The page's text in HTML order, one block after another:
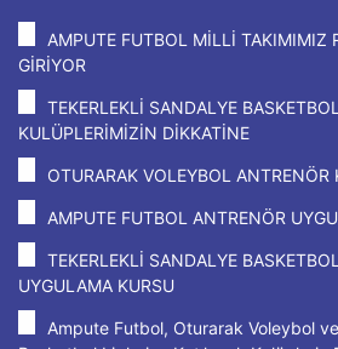
AMPUTE FUTBOL MİLLİ TAKIMIMIZ
GİRİYOR
TEKERLEKLİ SANDALYE
KULÜPLERİMİZİN DİKKATİNE
OTURARAK VOLEYBOL ANTRENÖR
AMPUTE FUTBOL ANTRENÖR
TEKERLEKLİ SANDALYE
UYGULAMA KURSU
Ampute Futbol, Oturarak Voleybol